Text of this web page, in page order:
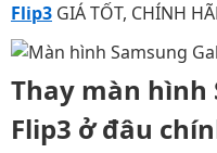
Flip3 GIÁ TỐT, CHÍNH
Thay màn hình
Flip3 ở đâu